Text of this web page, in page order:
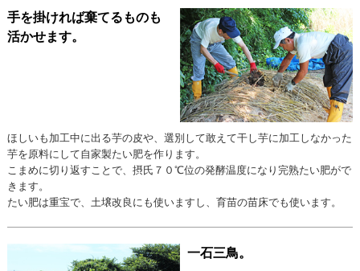
手を掛ければ棄てるものも
活かせます。
ほしいも加工中に出る芋の皮や、選別して敢えて干し芋に加工しなかった
芋を原料にして自家製たい肥を作ります。
こまめに切り返すことで、摂氏７０℃位の発酵温度になり完熟たい肥がで
きます。
たい肥は重宝で、土壌改良にも使いますし、育苗の苗床でも使います。
一石三鳥。